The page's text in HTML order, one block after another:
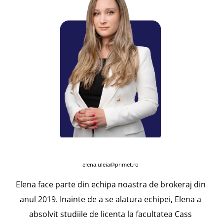
elena.uleia@primet.ro
Elena face parte din echipa noastra de brokeraj din
anul 2019. Inainte de a se alatura echipei, Elena a
absolvit studiile de licenta la facultatea Cass